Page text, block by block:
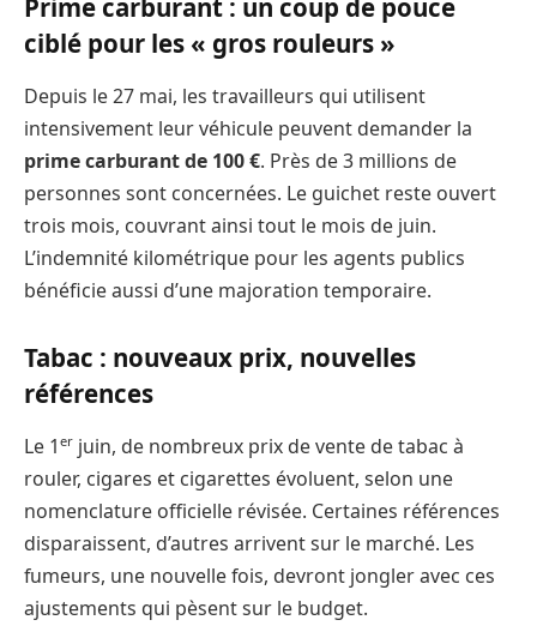
Prime carburant : un coup de pouce
ciblé pour les « gros rouleurs »
Depuis le 27 mai, les travailleurs qui utilisent
intensivement leur véhicule peuvent demander la
prime carburant de 100 €. Près de 3 millions de
personnes sont concernées. Le guichet reste ouvert
trois mois, couvrant ainsi tout le mois de juin.
L’indemnité kilométrique pour les agents publics
bénéficie aussi d’une majoration temporaire.
Tabac : nouveaux prix, nouvelles
références
Le 1 er juin, de nombreux prix de vente de tabac à
rouler, cigares et cigarettes évoluent, selon une
nomenclature officielle révisée. Certaines références
disparaissent, d’autres arrivent sur le marché. Les
fumeurs, une nouvelle fois, devront jongler avec ces
ajustements qui pèsent sur le budget.